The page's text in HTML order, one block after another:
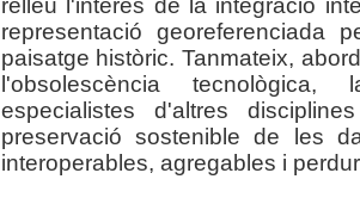
relleu l'interès de la integració
representació georeferenciada
paisatge històric. Tanmateix,
l'obsolescència
especialistes d'altres
preservació sostenible de les
interoperables, agregables i